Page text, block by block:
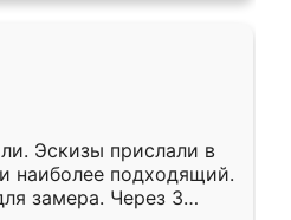
Эскизы прислали в
наиболее подходящий.
замера. Через 3